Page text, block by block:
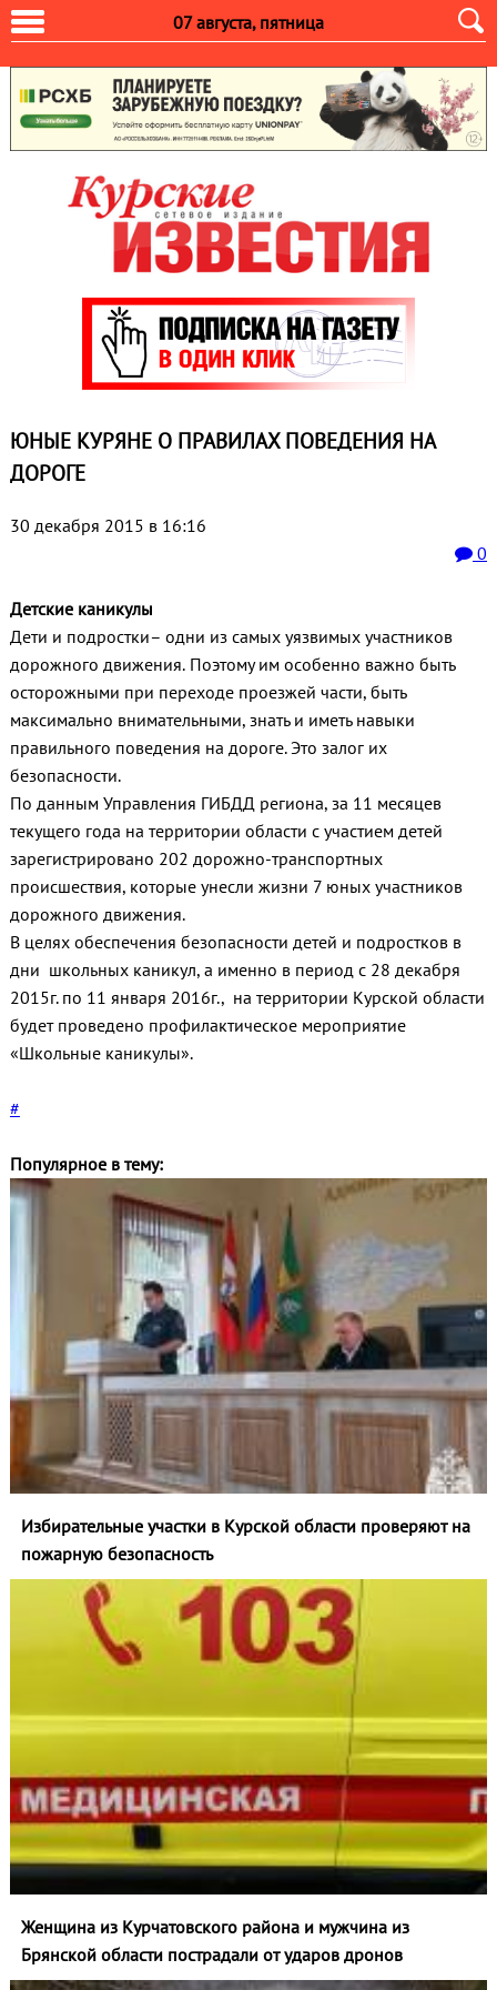
07 августа, пятница
ЮНЫЕ КУРЯНЕ О ПРАВИЛАХ ПОВЕДЕНИЯ НА
ДОРОГЕ
30 декабря 2015 в 16:16
0
Детские каникулы
Дети и подростки– одни из самых уязвимых участников
дорожного движения. Поэтому им особенно важно быть
осторожными при переходе проезжей части, быть
максимально внимательными, знать и иметь навыки
правильного поведения на дороге. Это залог их
безопасности.
По данным Управления ГИБДД региона, за 11 месяцев
текущего года на территории области с участием детей
зарегистрировано 202 дорожно-транспортных
происшествия, которые унесли жизни 7 юных участников
дорожного движения.
В целях обеспечения безопасности детей и подростков в
дни школьных каникул, а именно в период с 28 декабря
2015г. по 11 января 2016г., на территории Курской области
будет проведено профилактическое мероприятие
«Школьные каникулы».
#
Популярное в тему:
Избирательные участки в Курской области проверяют на
пожарную безопасность
Женщина из Курчатовского района и мужчина из
Брянской области пострадали от ударов дронов